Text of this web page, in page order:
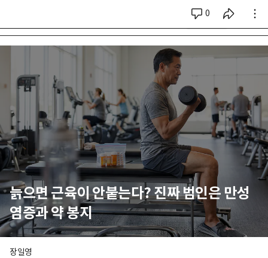
0
시리즈 전체
늙으면 근육이 안붙는다? 진짜 범인은 만성
염증과 약 봉지
장일영